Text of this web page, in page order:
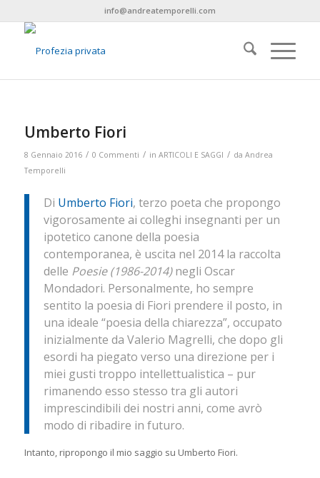
info@andreatemporelli.com
Umberto Fiori
8 Gennaio 2016 / 0 Commenti / in ARTICOLI E SAGGI / da Andrea
Temporelli
Di Umberto Fiori, terzo poeta che propongo
vigorosamente ai colleghi insegnanti per un
ipotetico canone della poesia
contemporanea, è uscita nel 2014 la raccolta
delle Poesie (1986-2014)negli Oscar
Mondadori. Personalmente, ho sempre
sentito la poesia di Fiori prendere il posto, in
una ideale “poesia della chiarezza”, occupato
inizialmente da Valerio Magrelli, che dopo gli
esordi ha piegato verso una direzione per i
miei gusti troppo intellettualistica – pur
rimanendo esso stesso tra gli autori
imprescindibili dei nostri anni, come avrò
modo di ribadire in futuro.
Intanto, ripropongo il mio saggio su Umberto Fiori.